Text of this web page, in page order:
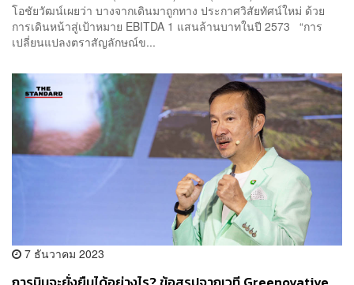
โอชัยวัฒน์เผยว่า บางจากเดินมาถูกทาง ประกาศวิสัยทัศน์ใหม่ ด้วย
การเดินหน้าสู่เป้าหมาย EBITDA 1 แสนล้านบาทในปี 2573 “การ
เปลี่ยนแปลงตราสัญลักษณ์ข...
7 ธันวาคม 2023